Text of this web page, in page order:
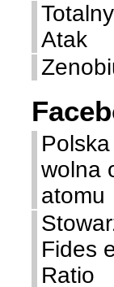
Totalny
Atak
Polska
wolna
atomu
Fides
Ratio